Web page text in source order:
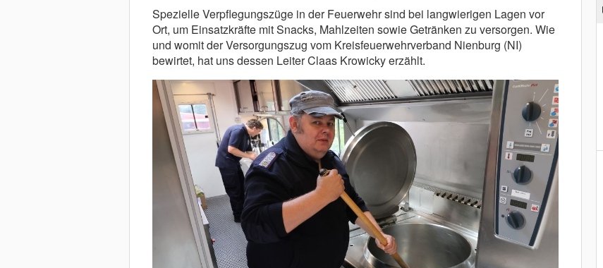
Spezielle Verpflegungszüge in der Feuerwehr sind bei langwierigen Lagen vor
Ort, um Einsatzkräf­te mit Snacks, Mahlzeiten sowie Getränken zu ver­sorgen. Wie
und womit der Versorgungszug vom Kreisfeuerwehrverband Nienburg (NI)
bewirtet, hat uns dessen Leiter Claas Krowicky erzählt.